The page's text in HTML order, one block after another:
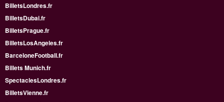
BilletsLondres.fr
BilletsDubai.fr
BilletsPrague.fr
BilletsLosAngeles.fr
BarceloneFootball.fr
Billets Munich.fr
SpectaclesLondres.fr
BilletsVienne.fr